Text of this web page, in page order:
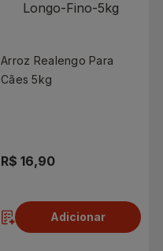
Arroz Realengo Para
Cães 5kg
R$ 16,90
Adicionar